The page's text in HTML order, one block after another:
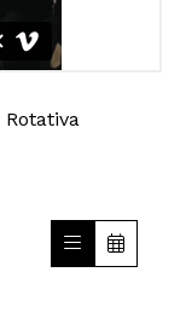
Rotativa